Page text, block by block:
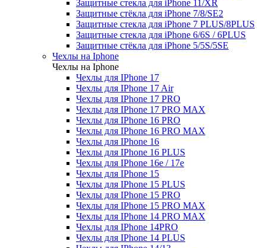
Защитные стекла для iPhone 11/XR
Защитные стёкла для iPhone 7/8/SE2
Защитные стекла для iPhone 7 PLUS/8PLUS
Защитные стекла для iPhone 6/6S / 6PLUS
Защитные стёкла для iPhone 5/5S/5SE
Чехлы на Iphone
Чехлы на Iphone
Чехлы для IPhone 17
Чехлы для IPhone 17 Air
Чехлы для IPhone 17 PRO
Чехлы для IPhone 17 PRO MAX
Чехлы для IPhone 16 PRO
Чехлы для IPhone 16 PRO MAX
Чехлы для IPhone 16
Чехлы для IPhone 16 PLUS
Чехлы для IPhone 16e / 17e
Чехлы для IPhone 15
Чехлы для IPhone 15 PLUS
Чехлы для IPhone 15 PRO
Чехлы для IPhone 15 PRO MAX
Чехлы для IPhone 14 PRO MAX
Чехлы для IPhone 14PRO
Чехлы для IPhone 14 PLUS